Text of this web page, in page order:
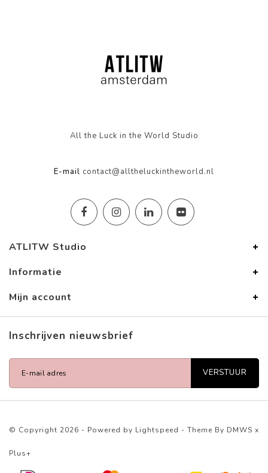
All the Luck in the World Studio
E-mail contact@alltheluckintheworld.nl
ATLITW Studio
Informatie
Mijn account
Inschrijven nieuwsbrief
VERSTUUR
© Copyright 2026 - Powered by Lightspeed - Theme By DMWS x
Plus+